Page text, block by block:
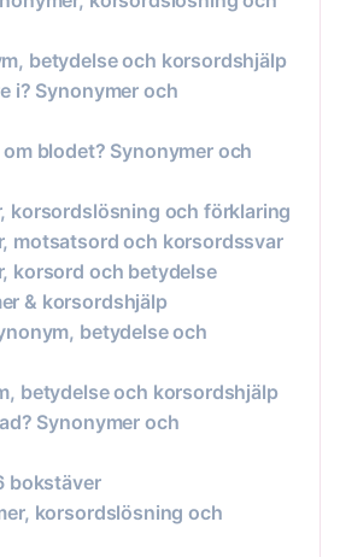
betydelse och korsordshjälp
i? Synonymer och
blodet? Synonymer och
korsordslösning och förklaring
motsatsord och korsordssvar
korsord och betydelse
& korsordshjälp
betydelse och
betydelse och korsordshjälp
Synonymer och
bokstäver
korsordslösning och